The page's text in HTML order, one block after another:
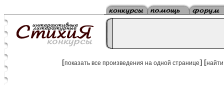
[показать все произведения на одной странице] [